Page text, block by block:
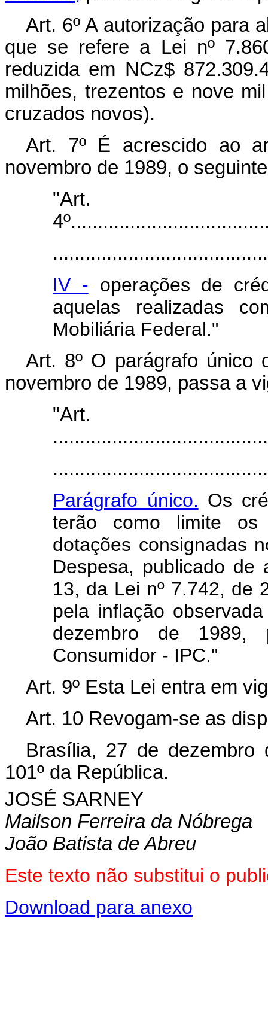
Art. 6º A autorização para
que se refere a Lei nº
reduzida em NCz$
milhões, trezentos e nove
cruzados novos).
Art. 7º É acrescido ao
novembro de 1989, o
"Art.
IV - operações de
aquelas realizadas
Mobiliária Federal."
Art. 8º O parágrafo único
novembro de 1989, passa a
Parágrafo único. Os
terão como limite os
dotações consignadas
Despesa, publicado
13, da Lei nº 7.742, de
pela inflação
dezembro de
Consumidor - IPC."
Art. 9º Esta Lei entra em
Art. 10 Revogam-se as
Brasília, 27 de dezembro
101º da República.
JOSÉ SARNEY
Mailson Ferreira da Nóbrega
João Batista de Abreu
Este texto não substitui o
Download para anexo